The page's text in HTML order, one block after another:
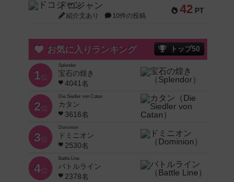
42 PT
ドコジャン
紹介文あり 10件の投稿
お気に入りランキング トップ50
1位
Splendor
宝石の煌き
4041名
2位
Die Siedler von Catan
カタン
3616名
3位
Dominion
ドミニオン
2530名
4位
Battle Line
バトルライン
2378名